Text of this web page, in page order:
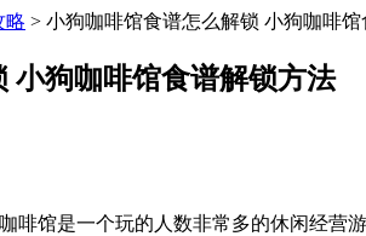
略 > 小狗咖啡馆食谱怎么解锁 小狗咖啡
小狗咖啡馆食谱解锁方法
馆是一个玩的人数非常多的休闲经营